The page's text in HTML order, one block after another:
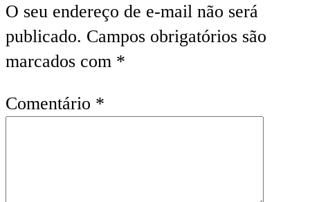
O seu endereço de e-mail não será
publicado. Campos obrigatórios são
marcados com *
Comentário *